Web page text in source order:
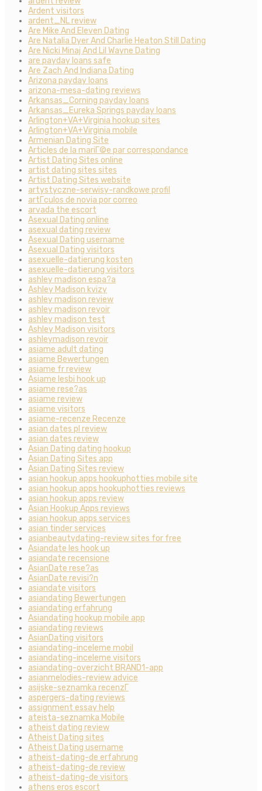
Ardent visitors
ardent_NL review
Are Mike And Eleven Dating
Are Natalia Dyer And Charlie Heaton Still Dating
Are Nicki Minaj And Lil Wayne Dating
are payday loans safe
Are Zach And Indiana Dating
Arizona payday loans
arizona-mesa-dating reviews
Arkansas_Corning payday loans
Arkansas_Eureka Springs payday loans
Arlington+VA+Virginia hookup sites
Arlington+VA+Virginia mobile
Armenian Dating Site
Articles de la mariГ©e par correspondance
Artist Dating Sites online
artist dating sites sites
Artist Dating Sites website
artystyczne-serwisy-randkowe profil
artГ­culos de novia por correo
arvada the escort
Asexual Dating online
asexual dating review
Asexual Dating username
Asexual Dating visitors
asexuelle-datierung kosten
asexuelle-datierung visitors
ashley madison espa?a
Ashley Madison kvizy
ashley madison review
ashley madison revoir
ashley madison test
Ashley Madison visitors
ashleymadison revoir
asiame adult dating
asiame Bewertungen
asiame fr review
Asiame lesbi hook up
asiame rese?as
asiame review
asiame visitors
asiame-recenze Recenze
asian dates pl review
asian dates review
Asian Dating dating hookup
Asian Dating Sites app
Asian Dating Sites review
asian hookup apps hookuphotties mobile site
asian hookup apps hookuphotties reviews
asian hookup apps review
Asian Hookup Apps reviews
asian hookup apps services
asian tinder services
asianbeautydating-review sites for free
Asiandate les hook up
asiandate recensione
AsianDate rese?as
AsianDate revisi?n
asiandate visitors
asiandating Bewertungen
asiandating erfahrung
Asiandating hookup mobile app
asiandating reviews
AsianDating visitors
asiandating-inceleme mobil
asiandating-inceleme visitors
asiandating-overzicht BRAND1-app
asianmelodies-review advice
asijske-seznamka recenzГ­
aspergers-dating reviews
assignment essay help
ateista-seznamka Mobile
atheist dating review
Atheist Dating sites
Atheist Dating username
atheist-dating-de erfahrung
atheist-dating-de review
atheist-dating-de visitors
athens eros escort